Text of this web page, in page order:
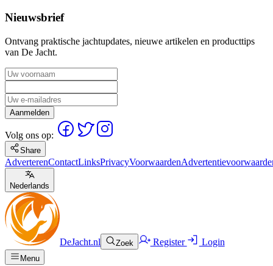
Nieuwsbrief
Ontvang praktische jachtupdates, nieuwe artikelen en producttips
van De Jacht.
Aanmelden
Volg ons op:
Share
AdverterenContactLinksPrivacyVoorwaarden
Nederlands
DeJacht.nl Zoek Register Login
Menu